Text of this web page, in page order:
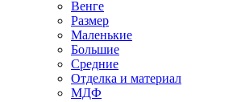
Венге
Размер
Маленькие
Большие
Средние
Отделка и материал
МДФ